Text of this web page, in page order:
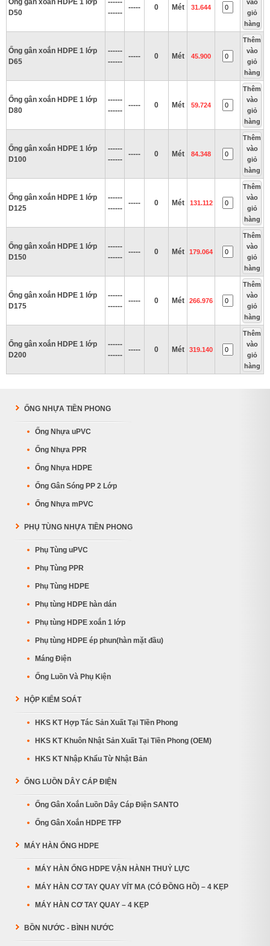
Ống gân xoắn HDPE 1 lớp
D50
------
------
----- 0 Mét 31.644
vào
giỏ
hàng
Ống gân xoắn HDPE 1 lớp
D65
------
------
----- 0 Mét 45.900
Thêm
vào
giỏ
hàng
Ống gân xoắn HDPE 1 lớp
D80
------
------
----- 0 Mét 59.724
Thêm
vào
giỏ
hàng
Ống gân xoắn HDPE 1 lớp
D100
------
------
----- 0 Mét 84.348
Thêm
vào
giỏ
hàng
Ống gân xoắn HDPE 1 lớp
D125
------
------
----- 0 Mét 131.112
Thêm
vào
giỏ
hàng
Ống gân xoắn HDPE 1 lớp
D150
------
------
----- 0 Mét 179.064
Thêm
vào
giỏ
hàng
Ống gân xoắn HDPE 1 lớp
D175
------
------
----- 0 Mét 266.976
Thêm
vào
giỏ
hàng
Ống gân xoắn HDPE 1 lớp
D200
------
------
----- 0 Mét 319.140
Thêm
vào
giỏ
hàng
ỐNG NHỰA TIỀN PHONG
Ống Nhựa uPVC
Ống Nhựa PPR
Ống Nhựa HDPE
Ống Gân Sóng PP 2 Lớp
Ống Nhựa mPVC
PHỤ TÙNG NHỰA TIỀN PHONG
Phụ Tùng uPVC
Phụ Tùng PPR
Phụ Tùng HDPE
Phụ tùng HDPE hàn dán
Phụ tùng HDPE xoắn 1 lớp
Phụ tùng HDPE ép phun(hàn mặt đầu)
Máng Điện
Ống Luồn Và Phụ Kiện
HỘP KIỂM SOÁT
HKS KT Hợp Tác Sản Xuất Tại Tiền Phong
HKS KT Khuôn Nhật Sản Xuất Tại Tiền Phong (OEM)
HKS KT Nhập Khẩu Từ Nhật Bản
ỐNG LUỒN DÂY CÁP ĐIỆN
Ống Gân Xoắn Luồn Dây Cáp Điện SANTO
Ống Gân Xoắn HDPE TFP
MÁY HÀN ỐNG HDPE
MÁY HÀN ỐNG HDPE VẬN HÀNH THUỶ LỰC
MÁY HÀN CƠ TAY QUAY VÍT MA (CÓ ĐỒNG HỒ) – 4 KẸP
MÁY HÀN CƠ TAY QUAY – 4 KẸP
BỒN NƯỚC - BÌNH NƯỚC